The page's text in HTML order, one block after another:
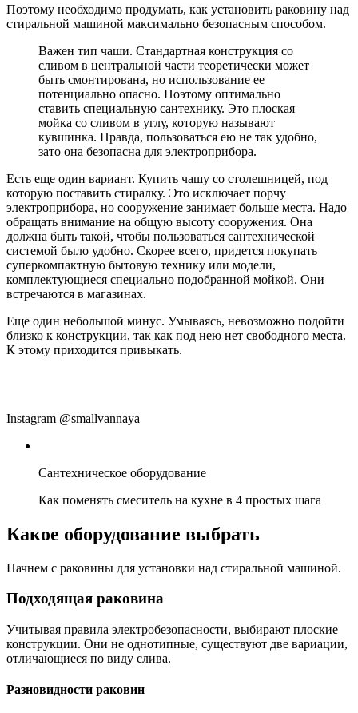
Поэтому необходимо продумать, как установить раковину над
стиральной машиной максимально безопасным способом.
Важен тип чаши. Стандартная конструкция со
сливом в центральной части теоретически может
быть смонтирована, но использование ее
потенциально опасно. Поэтому оптимально
ставить специальную сантехнику. Это плоская
мойка со сливом в углу, которую называют
кувшинка. Правда, пользоваться ею не так удобно,
зато она безопасна для электроприбора.
Есть еще один вариант. Купить чашу со столешницей, под
которую поставить стиралку. Это исключает порчу
электроприбора, но сооружение занимает больше места. Надо
обращать внимание на общую высоту сооружения. Она
должна быть такой, чтобы пользоваться сантехнической
системой было удобно. Скорее всего, придется покупать
суперкомпактную бытовую технику или модели,
комплектующиеся специально подобранной мойкой. Они
встречаются в магазинах.
Еще один небольшой минус. Умываясь, невозможно подойти
близко к конструкции, так как под нею нет свободного места.
К этому приходится привыкать.
Instagram @smallvannaya
Сантехническое оборудование
Как поменять смеситель на кухне в 4 простых шага
Какое оборудование выбрать
Начнем с раковины для установки над стиральной машиной.
Подходящая раковина
Учитывая правила электробезопасности, выбирают плоские
конструкции. Они не однотипные, существуют две вариации,
отличающиеся по виду слива.
Разновидности раковин